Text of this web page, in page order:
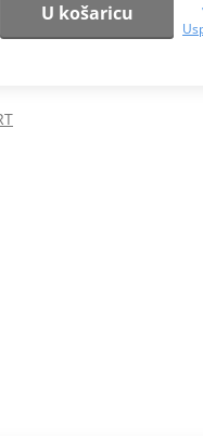
U košaricu